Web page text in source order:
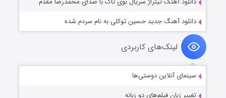
دانلود آهنگ جدید حسین توکلی به نام سردم شده
لینک‌های کاربردی
سینمای آنلاین دوستی‌ها
تغییر زبان فیلم‌های دو زبانه